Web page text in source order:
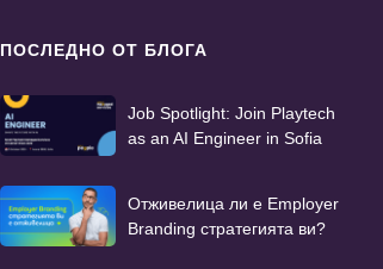
ПОСЛЕДНО ОТ БЛОГА
Job Spotlight: Join Playtech
as an AI Engineer in Sofia
Отживелица ли е Employer
Branding стратегията ви?